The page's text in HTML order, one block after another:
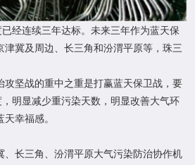
经连续三年达标。未来三年作为蓝天保
津冀及周边、长三角和汾渭平原等，珠三
攻坚战的重中之重是打赢蓝天保卫战，要
明显减少重污染天数，明显改善大气环
幸福感。
、长三角、汾渭平原大气污染防治协作机